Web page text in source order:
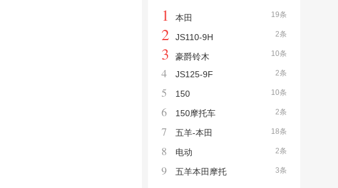
19条
1 本田
2条
2 JS110-9H
10条
3 豪爵铃木
2条
4 JS125-9F
10条
5 150
2条
6 150摩托车
18条
7 五羊-本田
2条
8 电动
3条
9 五羊本田摩托